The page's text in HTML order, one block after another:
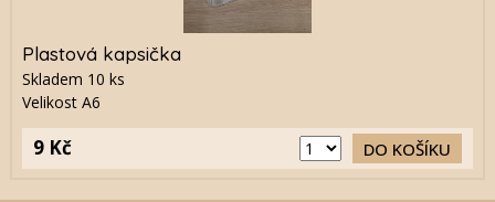
Plastová kapsička
Skladem 10 ks
Velikost A6
9 Kč DO KOŠÍKU